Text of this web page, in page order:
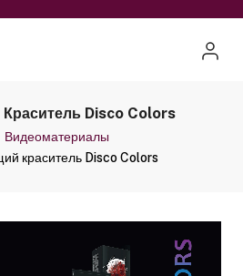
Disco Colors
Видеоматериалы
краситель Disco Colors